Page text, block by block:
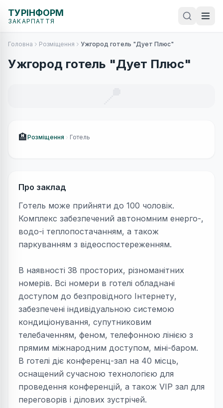
ТУРІНФОРМ
ЗАКАРПАТТЯ
Головна Розміщення Ужгород готель "Дует Плюс"
Ужгород готель "Дует Плюс"
🏨Розміщення Готель
Про заклад
Готель може прийняти до 100 чоловік.
Комплекс забезпечений автономним енерго-,
водо-і теплопостачанням, а також
паркуванням з відеоспостереженням.
В наявності 38 просторих, різноманітних
номерів. Всі номери в готелі обладнані
доступом до безпровідного Інтернету,
забезпечені індивідуальною системою
кондиціонування, супутниковим
телебаченням, феном, телефонною лінією з
прямим міжнародним доступом, міні-баром.
В готелі діє конференц-зал на 40 місць,
оснащений сучасною технологією для
проведення конференцій, а також VIP зал для
переговорів і ділових зустрічей.